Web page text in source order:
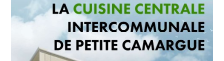
Avec
L’artiste
Vincent
Dezeuze